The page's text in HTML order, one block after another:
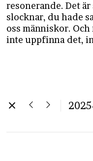
resonerande. Det
slocknar, du hade
oss människor. Och
inte uppfinna det,